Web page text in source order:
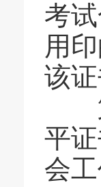
考
用
该
第
平
会